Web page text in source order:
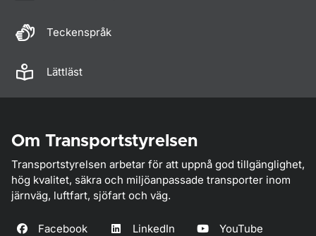
Teckenspråk
Lättläst
Om Transportstyrelsen
Transportstyrelsen arbetar för att uppnå god tillgänglighet,
hög kvalitet, säkra och miljöanpassade transporter inom
järnväg, luftfart, sjöfart och väg.
Facebook LinkedIn YouTube